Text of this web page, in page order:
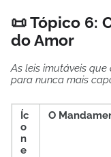
📜 Tópico 6:
do Amor
As leis imutáveis
para nunca mais
Íc
o
n
e
O